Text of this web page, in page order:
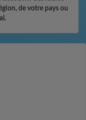
de votre pays ou